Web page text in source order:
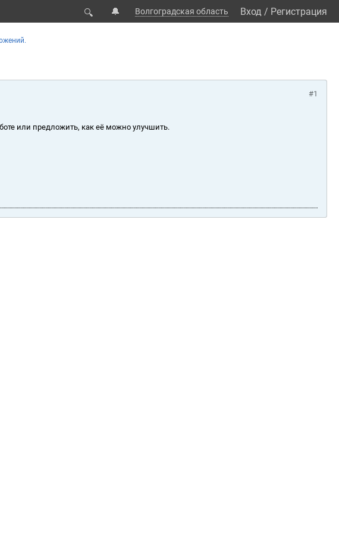
🔍 🔔 Волгоградская область Вход / Регистрация
#1
или предложить, как её можно улучшить.